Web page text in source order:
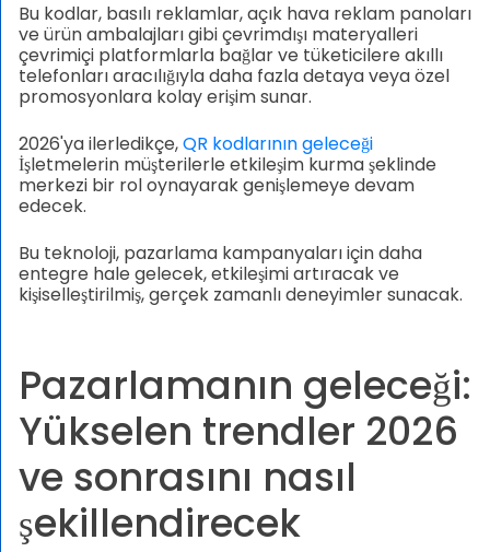
Bu kodlar, basılı reklamlar, açık hava reklam panoları
ve ürün ambalajları gibi çevrimdışı materyalleri
çevrimiçi platformlarla bağlar ve tüketicilere akıllı
telefonları aracılığıyla daha fazla detaya veya özel
promosyonlara kolay erişim sunar.
2026'ya ilerledikçe,QR kodlarının geleceği
İşletmelerin müşterilerle etkileşim kurma şeklinde
merkezi bir rol oynayarak genişlemeye devam
edecek.
Bu teknoloji, pazarlama kampanyaları için daha
entegre hale gelecek, etkileşimi artıracak ve
kişiselleştirilmiş, gerçek zamanlı deneyimler sunacak.
Pazarlamanın geleceği:
Yükselen trendler 2026
ve sonrasını nasıl
şekillendirecek